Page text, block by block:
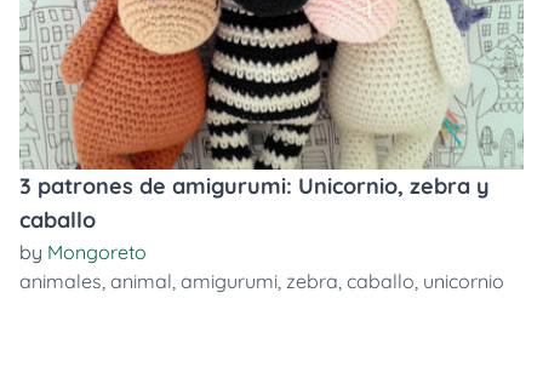
3 patrones de amigurumi: Unicornio, zebra y
caballo
by Mongoreto
animales, animal, amigurumi, zebra, caballo, unicornio